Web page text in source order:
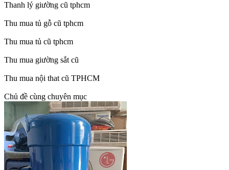
Thanh lý giường cũ tphcm
Thu mua tủ gỗ cũ tphcm
Thu mua tủ cũ tphcm
Thu mua giường sắt cũ
Thu mua nội that cũ TPHCM
Chủ đề cùng chuyên mục